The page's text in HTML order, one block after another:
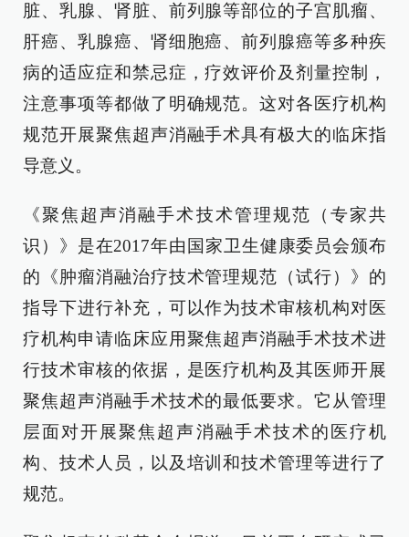
脏、乳腺、肾脏、前列腺等部位的子宫肌瘤、
肝癌、乳腺癌、肾细胞癌、前列腺癌等多种疾
病的适应症和禁忌症，疗效评价及剂量控制，
注意事项等都做了明确规范。这对各医疗机构
规范开展聚焦超声消融手术具有极大的临床指
导意义。
《聚焦超声消融手术技术管理规范（专家共
识）》是在2017年由国家卫生健康委员会颁布
的《肿瘤消融治疗技术管理规范（试行）》的
指导下进行补充，可以作为技术审核机构对医
疗机构申请临床应用聚焦超声消融手术技术进
行技术审核的依据，是医疗机构及其医师开展
聚焦超声消融手术技术的最低要求。它从管理
层面对开展聚焦超声消融手术技术的医疗机
构、技术人员，以及培训和技术管理等进行了
规范。